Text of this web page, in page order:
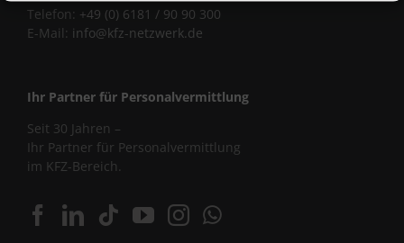
Telefon: +49 (0) 6181 / 90 90 300
E-Mail: info@kfz-netzwerk.de
Ihr Partner für Personalvermittlung
Seit 30 Jahren –
Ihr Partner für Personalvermittlung
im KFZ-Bereich.